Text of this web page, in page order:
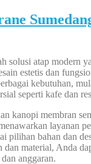
solusi atap modern
estetis dan
kebutuhan,
seperti kafe dan
kanopi membran
layanan
pilihan bahan dan
material, Anda
anggaran.